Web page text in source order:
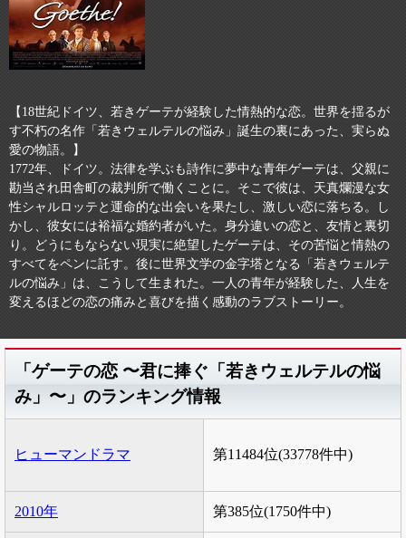
【18世紀ドイツ、若きゲーテが経験した情熱的な恋。世界を揺るが
す不朽の名作「若きウェルテルの悩み」誕生の裏にあった、実らぬ
愛の物語。】
1772年、ドイツ。法律を学ぶも詩作に夢中な青年ゲーテは、父親に
勘当され田舎町の裁判所で働くことに。そこで彼は、天真爛漫な女
性シャルロッテと運命的な出会いを果たし、激しい恋に落ちる。し
かし、彼女には裕福な婚約者がいた。身分違いの恋と、友情と裏切
り。どうにもならない現実に絶望したゲーテは、その苦悩と情熱の
すべてをペンに託す。後に世界文学の金字塔となる「若きウェルテ
ルの悩み」は、こうして生まれた。一人の青年が経験した、人生を
変えるほどの恋の痛みと喜びを描く感動のラブストーリー。
「ゲーテの恋 〜君に捧ぐ「若きウェルテルの悩
み」〜」のランキング情報
ヒューマンドラマ 第11484位(33778件中)
2010年 第385位(1750件中)